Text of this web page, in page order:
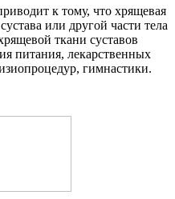
к тому, что хрящевая
или другой части тела
ткани суставов
питания, лекарственных
гимнастики.